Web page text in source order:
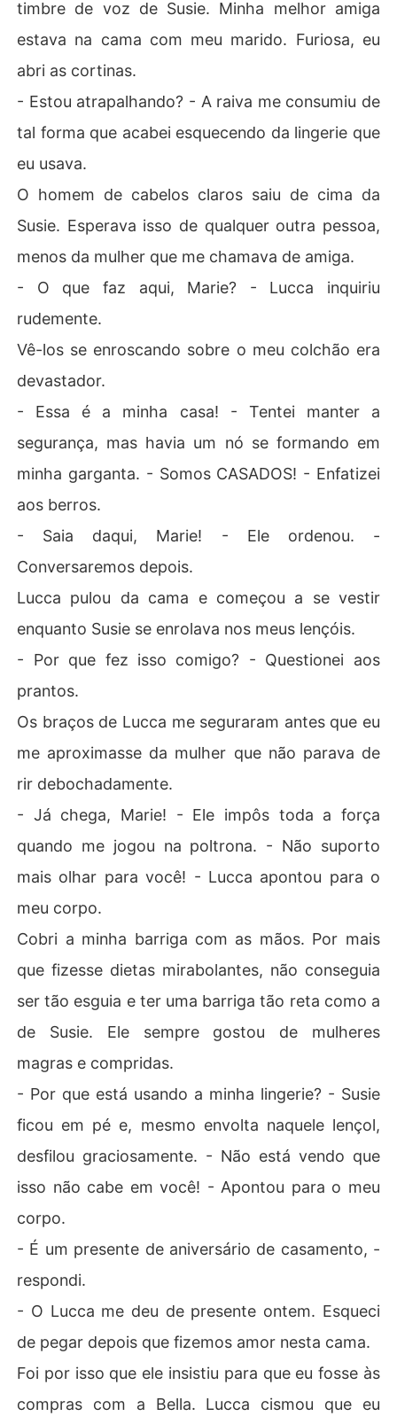
timbre de voz de Susie. Minha melhor amiga
estava na cama com meu marido. Furiosa, eu
abri as cortinas.
- Estou atrapalhando? - A raiva me consumiu de
tal forma que acabei esquecendo da lingerie que
eu usava.
O homem de cabelos claros saiu de cima da
Susie. Esperava isso de qualquer outra pessoa,
menos da mulher que me chamava de amiga.
- O que faz aqui, Marie? - Lucca inquiriu
rudemente.
Vê-los se enroscando sobre o meu colchão era
devastador.
- Essa é a minha casa! - Tentei manter a
segurança, mas havia um nó se formando em
minha garganta. - Somos CASADOS! - Enfatizei
aos berros.
- Saia daqui, Marie! - Ele ordenou. -
Conversaremos depois.
Lucca pulou da cama e começou a se vestir
enquanto Susie se enrolava nos meus lençóis.
- Por que fez isso comigo? - Questionei aos
prantos.
Os braços de Lucca me seguraram antes que eu
me aproximasse da mulher que não parava de
rir debochadamente.
- Já chega, Marie! - Ele impôs toda a força
quando me jogou na poltrona. - Não suporto
mais olhar para você! - Lucca apontou para o
meu corpo.
Cobri a minha barriga com as mãos. Por mais
que fizesse dietas mirabolantes, não conseguia
ser tão esguia e ter uma barriga tão reta como a
de Susie. Ele sempre gostou de mulheres
magras e compridas.
- Por que está usando a minha lingerie? - Susie
ficou em pé e, mesmo envolta naquele lençol,
desfilou graciosamente. - Não está vendo que
isso não cabe em você! - Apontou para o meu
corpo.
- É um presente de aniversário de casamento, -
respondi.
- O Lucca me deu de presente ontem. Esqueci
de pegar depois que fizemos amor nesta cama.
Foi por isso que ele insistiu para que eu fosse às
compras com a Bella. Lucca cismou que eu